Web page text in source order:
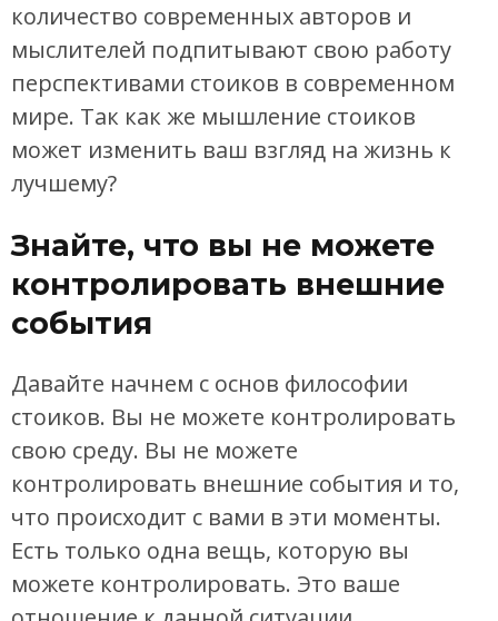
количество современных авторов и
мыслителей подпитывают свою работу
перспективами стоиков в современном
мире. Так как же мышление стоиков
может изменить ваш взгляд на жизнь к
лучшему?
Знайте, что вы не можете
контролировать внешние
события
Давайте начнем с основ философии
стоиков. Вы не можете контролировать
свою среду. Вы не можете
контролировать внешние события и то,
что происходит с вами в эти моменты.
Есть только одна вещь, которую вы
можете контролировать. Это ваше